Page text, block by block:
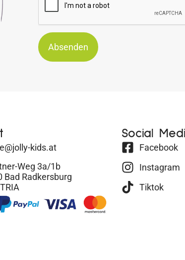
Absenden
kids.at
Weg 3a/1b
Bad Radkersburg
Social
Facebook
Instagram
Tiktok